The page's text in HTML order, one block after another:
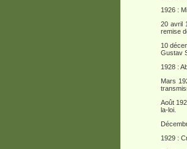
1926 :
20 avril
remise
10
Gustav
1928 :
Mars
Août
la-loi.
1929 :